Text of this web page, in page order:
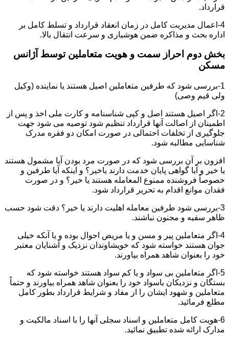
قرارداد.
4-اعمال مدیریت کامل در زمان انعقاد قرارداد و تسلط کامل بر
اداره بحث و مذاکره ضمن هوشیاری و سرعت انتقال بالا.
بخش دوم احراز سمت و هویت متعاملین توسط آژانس
مسکن
1-بررسی شود که طرفین متعاملین اصیل هستند یا نماینده (وکیل
ولی قیم وصی)
2-اگر اصیل هستند اصل و کپی شناسنامه و کارت ملی اخذ و پس از
اطمینان از اصالت آنها قرارداد تنظیم شود توصیه می شود جهت
جلوگیری از تخلفات احتمالی در صورت امکان دو فقره مدرک
شناسایی مطالبه شود.
افزون بر آن بررسی شود که در صورت مرد بودن آیا مشمول هستند
یا خیر و آیا گواهی پایان خدمت دارند یاخیر؟ و اینکه آیا طرفین و
خصوصاً فروشنده ممنوع المعامله هستند یا خیر؟ و در صورت
فقدان موانع اقدام به تحریر قرارداد شود.
3-بررسی شود طرفین معامله اهلیت دارند یا خیر؟ دقت شود حسب
ظاهر سفیه و مجنون نباشند.
4-اگر متعاملین پیر و مسن و یا مریض احوال بوده و یا آنکه خیلی
جوان هستند خواسته شود که خویشاوندان نزدیک و آشنایان معتبر
خود را بعنوان شاهد همراه بیاورند.
5-اگر متعاملین بی سواد و یا کم سواد هستند خواسته شود که
بستگان و نزدیکان باسواد خود را بعنوان شاهد همراه بیاورند و حتماً
متعاملین و شهود ایشان را از مفاد و شرایط قرارداد بطور کامل
مطلع فرمائید.
6-هویت کامل متعاملین و اسناد سجلی آنها را با اسناد مالکیت و
مدارک ارائه شده تطبیق نمائید.